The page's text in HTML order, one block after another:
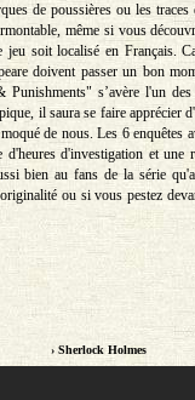
de poussières ou les
même si vous
soit localisé en Français.
doivent passer un bon
s’avère l'un
il saura se faire apprécier
de nous. Les 6 enquêtes
d'heures d'investigation et
bien au fans de la série
ou si vous pestez
› Sherlock Holmes